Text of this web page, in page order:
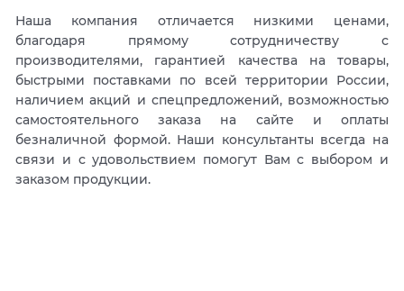
Наша компания отличается низкими ценами,
благодаря прямому сотрудничеству с
производителями, гарантией качества на товары,
быстрыми поставками по всей территории России,
наличием акций и спецпредложений, возможностью
самостоятельного заказа на сайте и оплаты
безналичной формой. Наши консультанты всегда на
связи и с удовольствием помогут Вам с выбором и
заказом продукции.